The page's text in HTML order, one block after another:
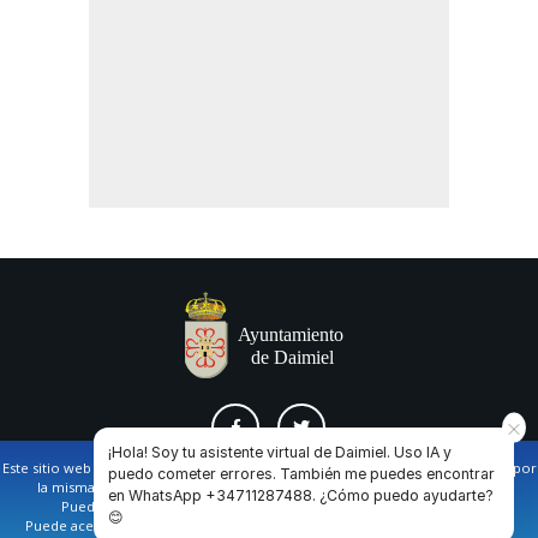
AVISO LEGAL Y POLÍTICA DE PRIVACIDAD COOKIES CONTACTO
Este sitio web utiliza cookies propias y de terceros para facilitar la navegación por
la misma y obtener datos estadísticos de la navegación de los usuarios.
Puede obtener más información en nuestrapolítica de cookies
Puede aceptar todas las cookies pulsando en el botón de “Aceptar”, o bien
¡Hola! Soy tu asistente virtual de Daimiel. Uso IA y
puedo cometer errores. También me puedes encontrar
en WhatsApp +34711287488. ¿Cómo puedo ayudarte?
😊